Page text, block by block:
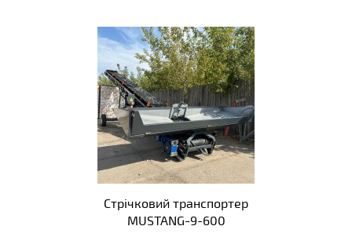
Стрічковий транспортер
MUSTANG-9-600